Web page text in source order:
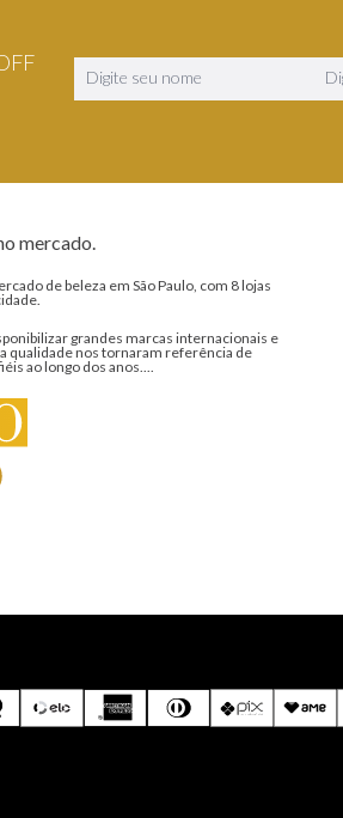
mercado.
de beleza em São Paulo, com 8 lojas
grandes marcas internacionais e
qualidade nos tornaram referência de
ao longo dos anos....